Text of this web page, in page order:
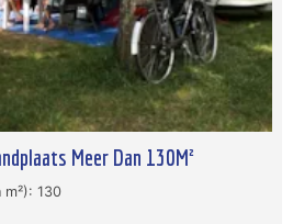
Meer Dan 130M²
m²): 130